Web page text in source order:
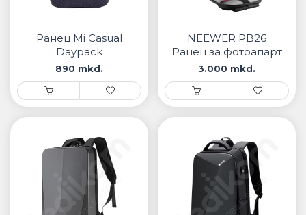
Ранец Mi Casual
Daypack
890 mkd.
NEEWER PB26
Ранец за фотоапарт
3.000 mkd.
РЕМЕНИ ЗА ЧАСОВНИК
• Apple watch
• Galaxy watch
• Xiaomi
• Останато
PLAYSTATION